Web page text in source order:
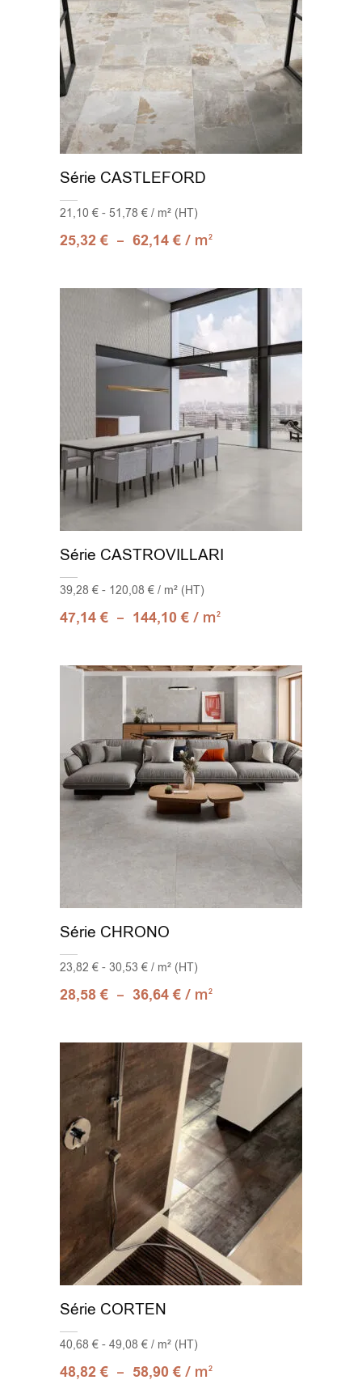
Série CASTLEFORD
21,10 € - 51,78 € / m² (HT)
25,32€ – 62,14€ / m2
Série CASTROVILLARI
39,28 € - 120,08 € / m² (HT)
47,14€ – 144,10€ / m2
Série CHRONO
23,82 € - 30,53 € / m² (HT)
28,58€ – 36,64€ / m2
Série CORTEN
40,68 € - 49,08 € / m² (HT)
48,82€ – 58,90€ / m2